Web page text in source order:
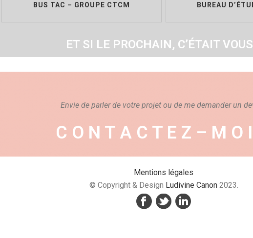
BUS TAC – GROUPE CTCM BUREAU
ET SI LE PROCHAIN, C’ÉTAIT
Envie de parler de votre projet ou de me demander un
C O N T A C T E Z – M O
Mentions légales
© Copyright & Design Ludivine Canon2023.